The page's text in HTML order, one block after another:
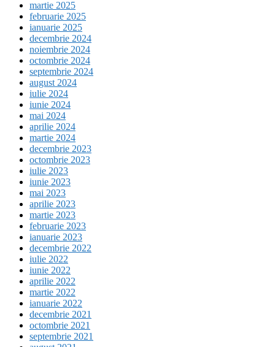
martie 2025
februarie 2025
ianuarie 2025
decembrie 2024
noiembrie 2024
octombrie 2024
septembrie 2024
august 2024
iulie 2024
iunie 2024
mai 2024
aprilie 2024
martie 2024
decembrie 2023
octombrie 2023
iulie 2023
iunie 2023
mai 2023
aprilie 2023
martie 2023
februarie 2023
ianuarie 2023
decembrie 2022
iulie 2022
iunie 2022
aprilie 2022
martie 2022
ianuarie 2022
decembrie 2021
octombrie 2021
septembrie 2021